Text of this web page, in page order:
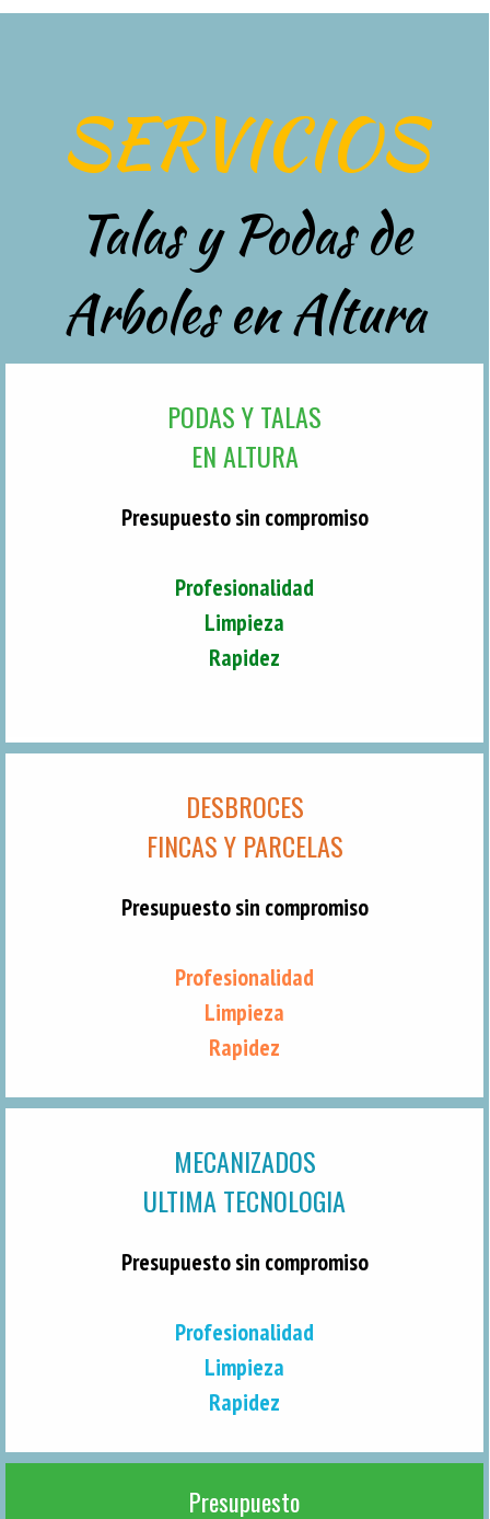
SERVICIOS
Talas y Podas de
Arboles en Altura
PODAS Y TALAS
EN ALTURA
Presupuesto sin compromiso
Profesionalidad
Limpieza
Rapidez
DESBROCES
FINCAS Y PARCELAS
Presupuesto sin compromiso
Profesionalidad
Limpieza
Rapidez
MECANIZADOS
ULTIMA TECNOLOGIA
Presupuesto sin compromiso
Profesionalidad
Limpieza
Rapidez
Presupuesto